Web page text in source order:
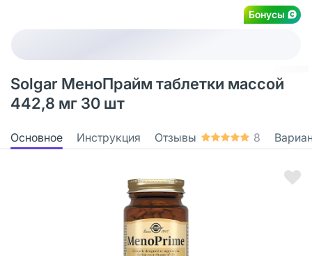
Бонусы
Solgar МеноПрайм таблетки массой
442,8 мг 30 шт
Основное Инструкция Отзывы 8